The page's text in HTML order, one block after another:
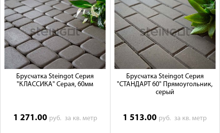
Брусчатка Steingot Серия
"КЛАССИКА" Серая, 60мм
1 271.00 руб. за кв. метр
Брусчатка Steingot Серия
"СТАНДАРТ 60" Прямоугольник,
серый
1 513.00 руб.за кв. метр